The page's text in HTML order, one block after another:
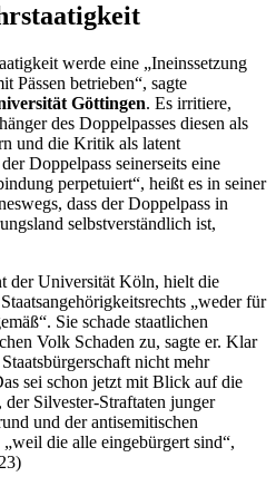
werde eine „Ineinssetzung
Pässen betrieben“, sagte
Göttingen. Es irritiere,
des Doppelpasses diesen als
und die Kritik als latent
Doppelpass seinerseits eine
perpetuiert“, heißt es in seiner
dass der Doppelpass in
selbstverständlich ist,
der Universität Köln, hielt die
„weder für
Sie schade staatlichen
Volk Schaden zu, sagte er. Klar
nicht mehr
sei schon jetzt mit Blick auf die
Silvester-Straftaten junger
und der antisemitischen
die alle eingebürgert sind“,